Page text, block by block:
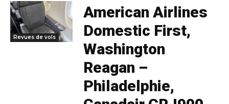
Revues de vols
American Airlines
Domestic First,
Washington
Reagan –
Philadelphie,